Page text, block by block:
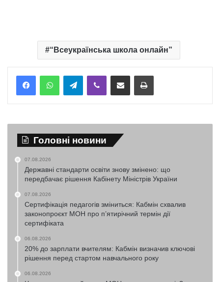
“Всеукраїнська школа онлайн”
TelegramViber Надіслати електронною поштоюНадрукувати
Головні новини
07.08.2026
Державні стандарти освіти знову змінено: що
передбачає рішення Кабінету Міністрів України
07.08.2026
Сертифікація педагогів зміниться: Кабмін схвалив
законопроєкт МОН про п’ятирічний термін дії
сертифіката
06.08.2026
20% до зарплати вчителям: Кабмін визначив ключові
рішення перед стартом навчального року
06.08.2026